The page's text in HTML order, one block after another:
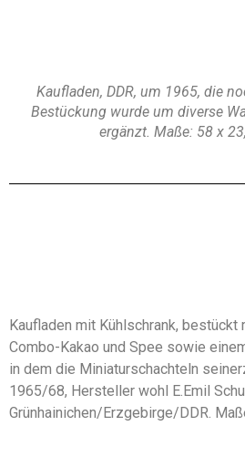
Kaufladen, DDR, um 1965, die
Bestückung wurde um diverse
ergänzt. Maße: 58 x
Kaufladen mit Kühlschrank,
Combo-Kakao und Spee sowie
in dem die Miniaturschachteln
1965/68, Hersteller wohl E.Emil
Grünhainichen/Erzgebirge/DDR.